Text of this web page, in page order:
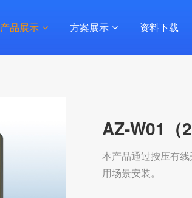
产品展示 方案展示 资料下载
AZ-W01（
本产品通过按压有
用场景安装。